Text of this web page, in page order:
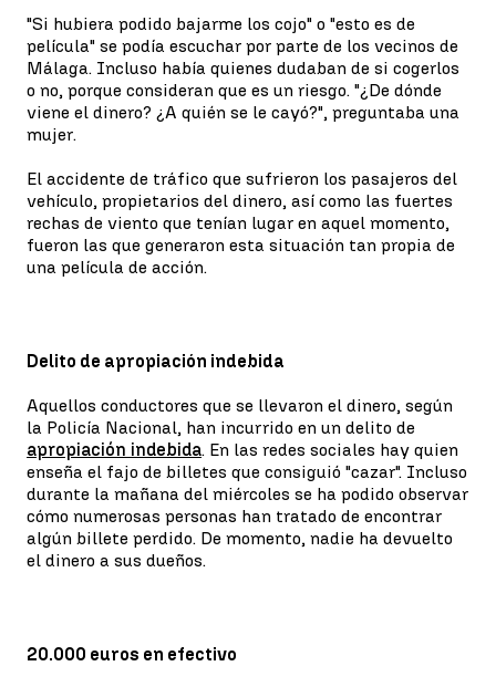
"Si hubiera podido bajarme los cojo" o "esto es de
película" se podía escuchar por parte de los vecinos de
Málaga. Incluso había quienes dudaban de si cogerlos
o no, porque consideran que es un riesgo. "¿De dónde
viene el dinero? ¿A quién se le cayó?", preguntaba una
mujer.
El accidente de tráfico que sufrieron los pasajeros del
vehículo, propietarios del dinero, así como las fuertes
rechas de viento que tenían lugar en aquel momento,
fueron las que generaron esta situación tan propia de
una película de acción.
Delito de apropiación indebida
Aquellos conductores que se llevaron el dinero, según
la Policía Nacional, han incurrido en un delito de
apropiación indebida. En las redes sociales hay quien
enseña el fajo de billetes que consiguió "cazar". Incluso
durante la mañana del miércoles se ha podido observar
cómo numerosas personas han tratado de encontrar
algún billete perdido. De momento, nadie ha devuelto
el dinero a sus dueños.
20.000 euros en efectivo